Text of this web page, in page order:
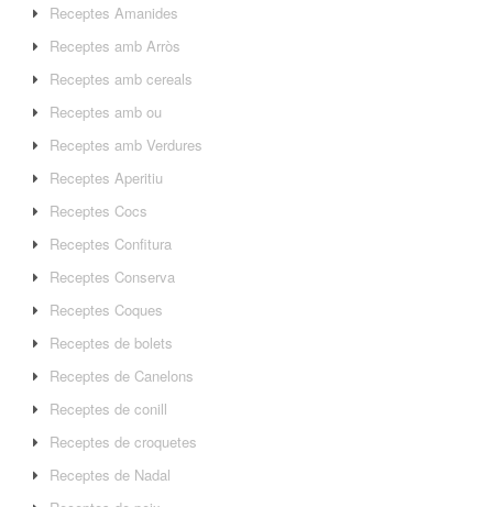
Receptes Amanides
Receptes amb Arròs
Receptes amb cereals
Receptes amb ou
Receptes amb Verdures
Receptes Aperitiu
Receptes Cocs
Receptes Confitura
Receptes Conserva
Receptes Coques
Receptes de bolets
Receptes de Canelons
Receptes de conill
Receptes de croquetes
Receptes de Nadal